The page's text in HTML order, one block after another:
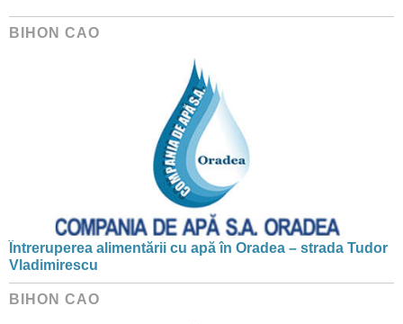
BIHON CAO
Întreruperea alimentării cu apă în Oradea – strada Tudor
Vladimirescu
BIHON CAO